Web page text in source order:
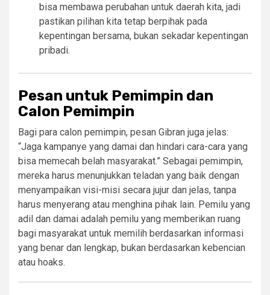
bisa membawa perubahan untuk daerah kita, jadi
pastikan pilihan kita tetap berpihak pada
kepentingan bersama, bukan sekadar kepentingan
pribadi.
Pesan untuk Pemimpin dan
Calon Pemimpin
Bagi para calon pemimpin, pesan Gibran juga jelas:
“Jaga kampanye yang damai dan hindari cara-cara yang
bisa memecah belah masyarakat.” Sebagai pemimpin,
mereka harus menunjukkan teladan yang baik dengan
menyampaikan visi-misi secara jujur dan jelas, tanpa
harus menyerang atau menghina pihak lain. Pemilu yang
adil dan damai adalah pemilu yang memberikan ruang
bagi masyarakat untuk memilih berdasarkan informasi
yang benar dan lengkap, bukan berdasarkan kebencian
atau hoaks.